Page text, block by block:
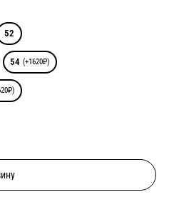
52
54 (+1620₽)